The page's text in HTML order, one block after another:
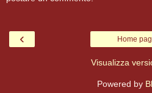
‹ Home
Visualizza
Powered by